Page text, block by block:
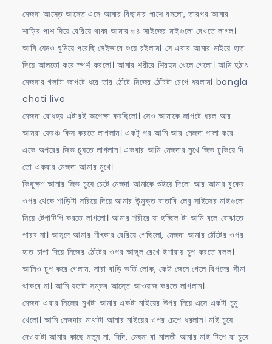
মেজদা আস্তে আস্তে এসে আমার বিছানার পাশে বসলো, তারপর আমার
শাড়ির পাশ দিয়ে বেরিয়ে থাকা আমার ৩৪ সাইজের মাইগুলো দেখতে লাগল।
আমি যেনও ঘুমিয়ে পরেছি সেইভাবে শুয়ে রইলাম। সে এবার আমার মাইয়ে হাত
দিয়ে আলতো করে স্পর্শ করলো। আমার শরীরে শিরহন খেলে গেলো। আমি হঠাৎ
মেজদার গলাটা জাপটে ধরে তার ঠোঁটে নিজের ঠোঁটটা চেপে ধরলাম। bangla
choti live
মেজদা বোধহয় এটারই অপেক্ষা করছিলো। সেও আমাকে জাপটে ধরল আর
আমরা ফ্রেঞ্চ কিস করতে লাগলাম। একটু পর আমি আর মেজদা পালা করে
একে অপরের জিভ চুষতে লাগলাম। একবার আমি মেজদার মুখে জিভ ঢুকিয়ে দি
তো একবার মেজদা আমার মুখে।
কিছুক্ষণ আমার জিভ চুষে চেটে মেজদা আমাকে শুইয়ে দিলো আর আমার বুকের
ওপর থেকে শাড়িটা সরিয়ে দিয়ে আমার উন্মুক্ত বাতাবি লেবু সাইজের মাইগুলো
নিয়ে টেপাটিপি করতে লাগলো। আমার শরীরে যা হচ্ছিল টা আমি বলে বোঝাতে
পারব না। আনন্দে আমার শীৎকার বেরিয়ে গেছিলো, মেজদা আমার ঠোঁটের ওপর
হাত চাপা দিয়ে নিজের ঠোঁটের ওপর আঙ্গুল রেখে ইশারায় চুপ করতে বলল।
আমিও চুপ করে গেলাম, সারা বাড়ি ভর্তি লোক, কেউ জেনে গেলে বিপদের সীমা
থাকবে না। আমি যতটা সম্ভব আস্তে আওয়াজ করতে লাগলাম।
মেজদা এবার নিজের মুখটা আমার একটা মাইয়ের উপর নিয়ে এসে একটা চুমু
খেলো। আমি মেজদার মাথাটা আমার মাইয়ের ওপর চেপে ধরলাম। মাই চুষে
দেওয়াটা আমার কাছে নতুন না, দিদি, মেঘনা বা মালতী আমার মাই টিপে বা চুষে